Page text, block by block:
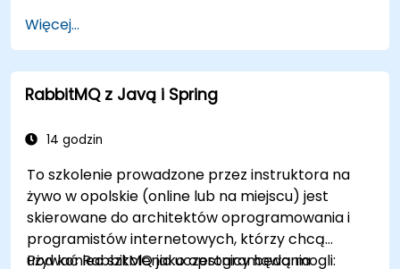
Więcej...
RabbitMQ z Javą i Spring
14 godzin
To szkolenie prowadzone przez instruktora na
żywo w opolskie (online lub na miejscu) jest
skierowane do architektów oprogramowania i
programistów internetowych, którzy chcą
używać RabbitMQ jako oprogramowania
Pod koniec szkolenia uczestnicy będą mogli: